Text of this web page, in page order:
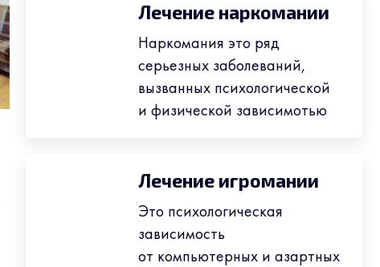
Лечение наркомании
Наркомания это ряд
серьезных заболеваний,
вызванных психологической
и физической зависимотью
Лечение игромании
Это психологическая
зависимость
от компьютерных и азартных